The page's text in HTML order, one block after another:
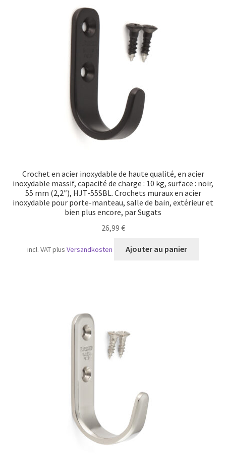
Transport maritime
Crochet en acier inoxydable de haute qualité, en acier
inoxydable massif, capacité de charge : 10 kg, surface : noir,
55 mm (2,2″), HJT-55SBL. Crochets muraux en acier
inoxydable pour porte-manteau, salle de bain, extérieur et
bien plus encore, par Sugats
26,99 €
incl. VATplusVersandkosten Ajouter au panier